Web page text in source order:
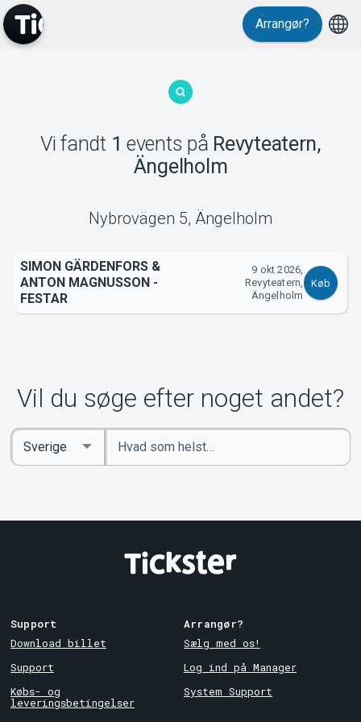
MyTickster
Support
Om Tickster
Arrangør?
Vi fandt 1 events på Revyteatern,
Ängelholm
Nybrovägen 5, Ängelholm
SIMON GÄRDENFORS &
ANTON MAGNUSSON -
FESTAR
9 okt 2026,
Revyteatern,
Ängelholm
Køb
Vil du søge efter noget andet?
Indtast
søgeord
Select
Country
Support
Download billet
Support
Købs- og
leveringsbetingelser
Arrangør?
Sælg med os!
Log ind på Manager
System Support